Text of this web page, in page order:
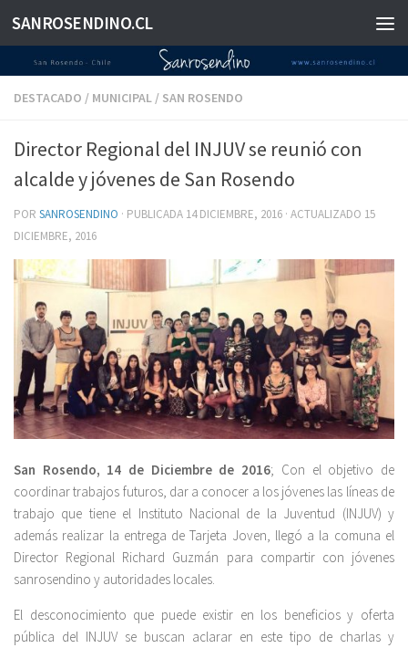
Saltar al contenido
SANROSENDINO.CL
DESTACADO / MUNICIPAL / SAN ROSENDO
Director Regional del INJUV se reunió con
alcalde y jóvenes de San Rosendo
POR SANROSENDINO · PUBLICADA 14 DICIEMBRE, 2016 · ACTUALIZADO 15
DICIEMBRE, 2016
San Rosendo, 14 de Diciembre de 2016; Con el objetivo de
coordinar trabajos futuros, dar a conocer a los jóvenes las líneas de
trabajo que tiene el Instituto Nacional de la Juventud (INJUV) y
además realizar la entrega de Tarjeta Joven, llegó a la comuna el
Director Regional Richard Guzmán para compartir con jóvenes
sanrosendino y autoridades locales.
El desconocimiento que puede existir en los beneficios y oferta
pública del INJUV se buscan aclarar en este tipo de charlas y